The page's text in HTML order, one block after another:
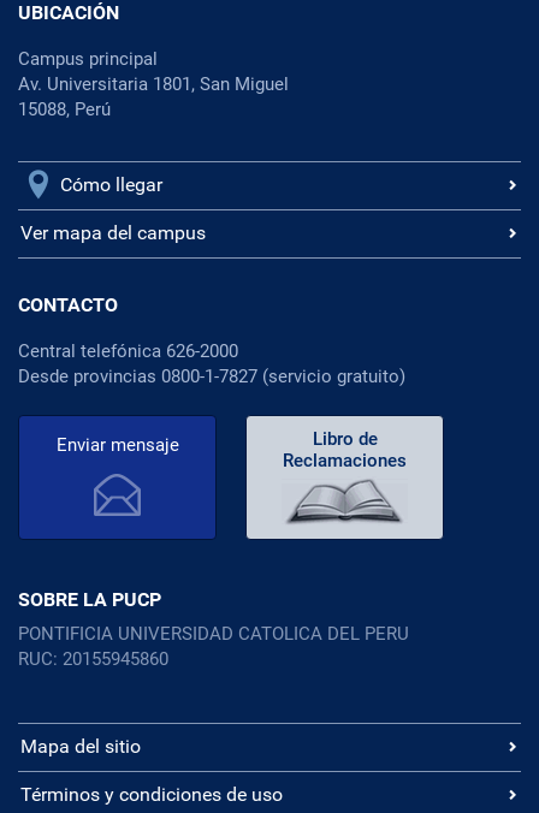
UBICACIÓN
Campus principal
Av. Universitaria 1801, San Miguel
15088, Perú
Cómo llegar
Ver mapa del campus
CONTACTO
Central telefónica 626-2000
Desde provincias 0800-1-7827 (servicio gratuito)
Enviar mensaje
Libro de
Reclamaciones
SOBRE LA PUCP
PONTIFICIA UNIVERSIDAD CATOLICA DEL PERU
RUC: 20155945860
Mapa del sitio
Términos y condiciones de uso